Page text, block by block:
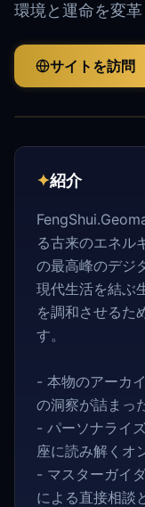
環境と運命を変革
サイトを訪問
✦紹介
る古来のエネル
の最高峰のデジ
現代生活を結ぶ
を調和させるた
す。
- 本物のアーカ
の洞察が詰まっ
- パーソナライ
座に読み解くオ
- マスターガイ
による直接相談